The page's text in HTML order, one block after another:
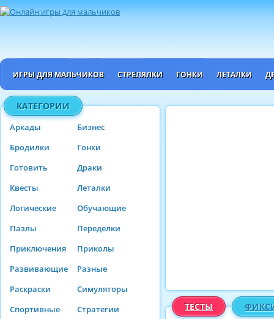
ИГРЫ ДЛЯ МАЛЬЧИКОВ СТРЕЛЯЛКИ ГОНКИ ЛЕТАЛКИ
КАТЕГОРИИ
Аркады
Бизнес
Бродилки
Гонки
Готовить
Драки
Квесты
Леталки
Логические
Обучающие
Пазлы
Переделки
Приключения
Приколы
Развивающие
Разные
Раскраски
Симуляторы
Спортивные
Стратегии
ТЕСТЫ